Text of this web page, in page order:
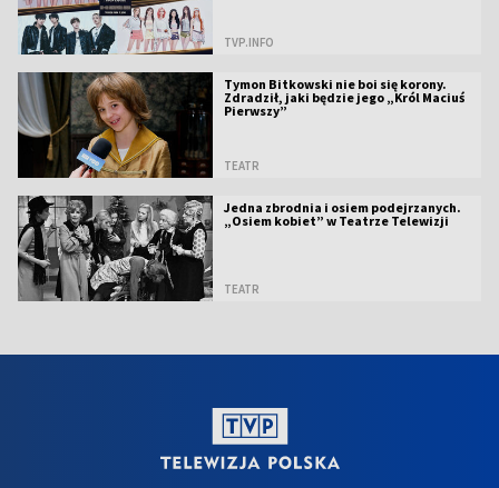
TVP.INFO
Tymon Bitkowski nie boi się korony.
Zdradził, jaki będzie jego „Król Maciuś
Pierwszy”
TEATR
Jedna zbrodnia i osiem podejrzanych.
„Osiem kobiet” w Teatrze Telewizji
TEATR